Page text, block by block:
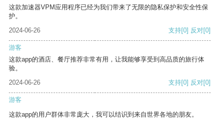
这款加速器VPM应用程序已经为我们带来了无限的隐私保护和安全性保
护。
2024-06-26
支持[0] 反对[0]
游客
这款app的酒店、餐厅推荐非常有用，让我能够享受到高品质的旅行体
验。
2024-06-26
支持[0] 反对[0]
游客
这款app的用户群体非常庞大，我可以结识到来自世界各地的朋友。